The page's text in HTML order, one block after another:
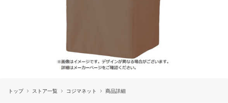
百貨店・総合ECモール
ファッション・インナー・小物
キッズ・ベビー用品
初回購入者限定特典
対象ストア新規限定特典
電子書籍特集
トップ ストア一覧 コジマネット 商品詳細